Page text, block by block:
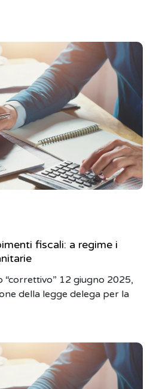
fiscali: a regime i
“correttivo” 12 giugno 2025,
della legge delega per la